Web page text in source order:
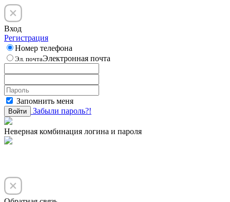
Вход
Регистрация
Номер телефона
Эл. почтаЭлектронная почта
Запомнить меня
Войти Забыли пароль?!
Неверная комбинация логина и пароля